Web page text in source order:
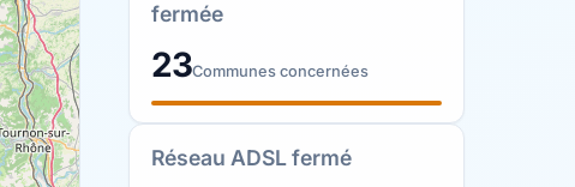
fermée
23Communes concernées
Réseau ADSL fermé